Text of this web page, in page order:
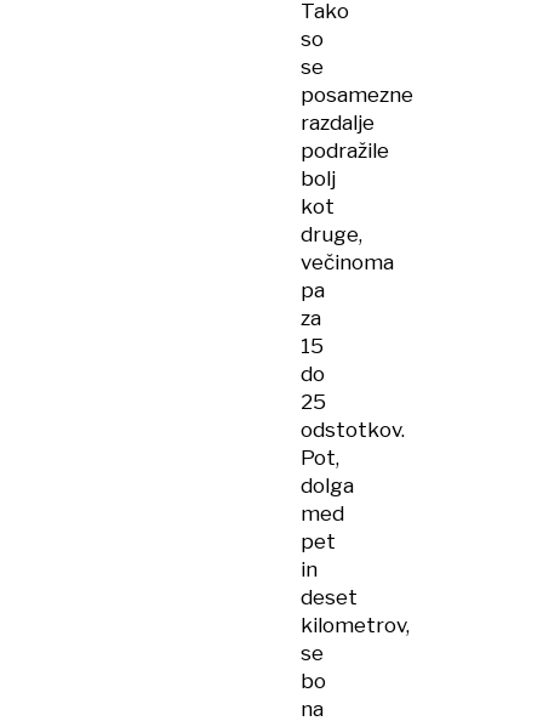
Tako
so
se
posamezne
razdalje
podražile
bolj
kot
druge,
večinoma
pa
za
15
do
25
odstotkov.
Pot,
dolga
med
pet
in
deset
kilometrov,
se
bo
na